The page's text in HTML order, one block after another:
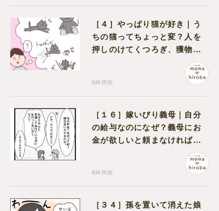
［４］やっぱり猫が好き｜う
ちの猫ってちょっと変？人を
押しのけてくつろぎ、獲物に
も物怖じしない鋼のハート
8時間前
［１６］嫁いびり義母｜自分
の給与なのになぜ？義母にお
金が欲しいと頼まなければな
8時間前
［３４］孫を置いて消えた娘